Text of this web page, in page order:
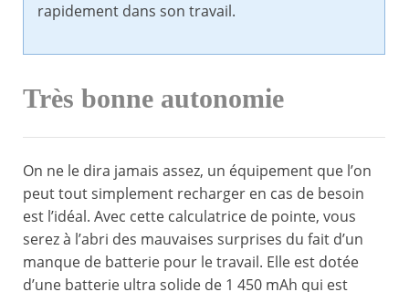
rapidement dans son travail.
Très bonne autonomie
On ne le dira jamais assez, un équipement que l’on
peut tout simplement recharger en cas de besoin
est l’idéal. Avec cette calculatrice de pointe, vous
serez à l’abri des mauvaises surprises du fait d’un
manque de batterie pour le travail. Elle est dotée
d’une batterie ultra solide de 1 450 mAh qui est